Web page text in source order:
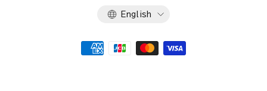
Language
English